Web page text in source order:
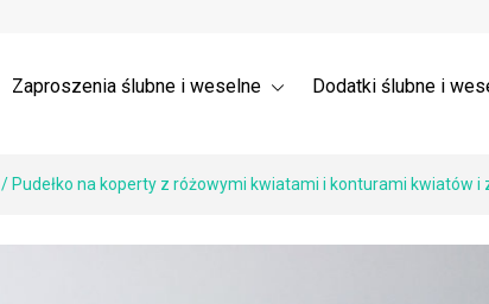
Zaproszenia ślubne i weselne Dodatki ślubne i
/ Pudełko na koperty z różowymi kwiatami i konturami kwiatów